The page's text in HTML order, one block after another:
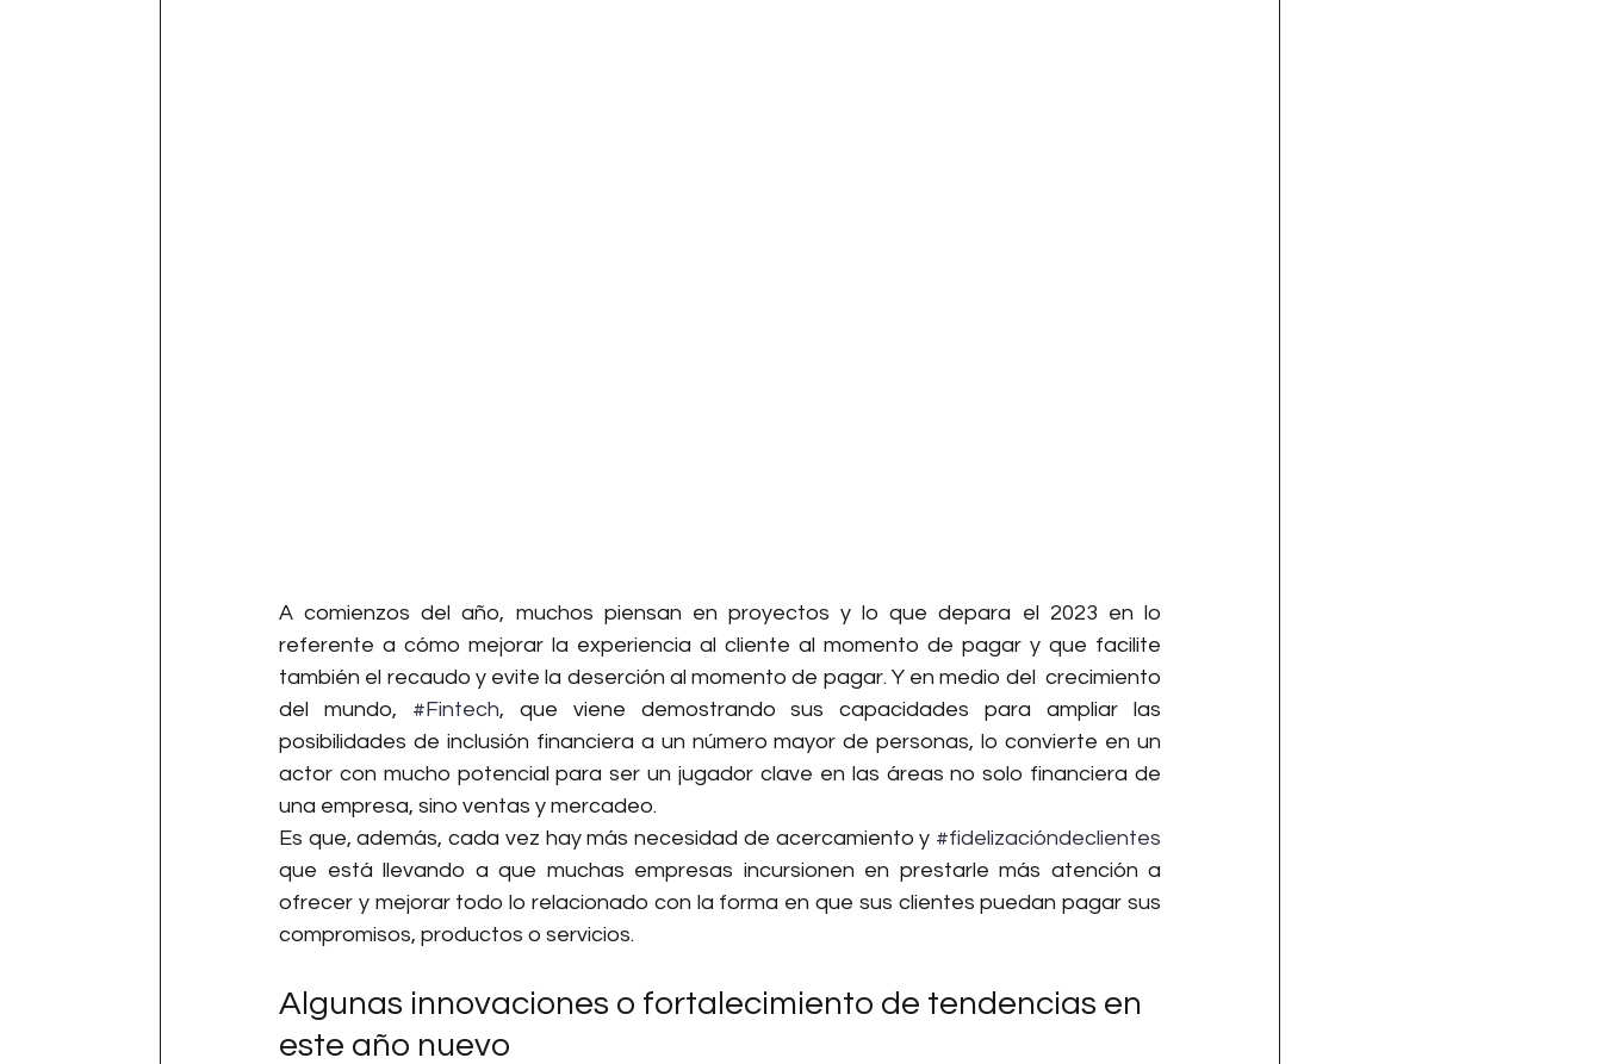
A comienzos del año, muchos piensan en proyectos y lo que depara el 2023 en lo
referente a cómo mejorar la experiencia al cliente al momento de pagar y que facilite
también el recaudo y evite la deserción al momento de pagar. Y en medio del  crecimiento
del mundo, #Fintech, que viene demostrando sus capacidades para ampliar las
posibilidades de inclusión financiera a un número mayor de personas, lo convierte en un
actor con mucho potencial para ser un jugador clave en las áreas no solo financiera de
una empresa, sino ventas y mercadeo.
Es que, además, cada vez hay más necesidad de acercamiento y #fidelizacióndeclientes
que está llevando a que muchas empresas incursionen en prestarle más atención a
ofrecer y mejorar todo lo relacionado con la forma en que sus clientes puedan pagar sus
compromisos, productos o servicios.
Algunas innovaciones o fortalecimiento de tendencias en
este año nuevo